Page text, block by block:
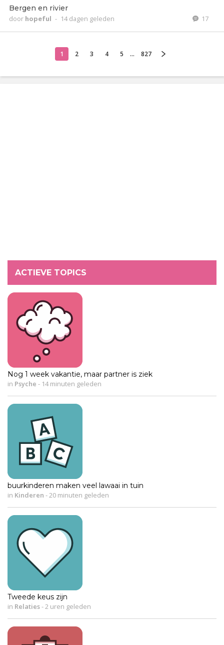
Bergen en rivier
door hopeful - 14 dagen geleden 17
1 2 3 4 5 ... 827
ACTIEVE TOPICS
Nog 1 week vakantie, maar partner is ziek
in Psyche - 14 minuten geleden
buurkinderen maken veel lawaai in tuin
in Kinderen - 20 minuten geleden
Tweede keus zijn
in Relaties- 2 uren geleden